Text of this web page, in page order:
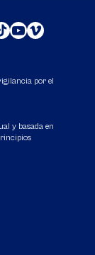
por el
y basada en